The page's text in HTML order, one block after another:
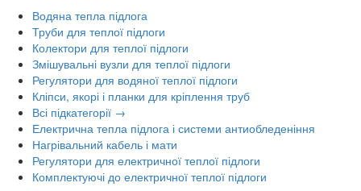
Водяна тепла підлога
Труби для теплої підлоги
Колектори для теплої підлоги
Змішувальні вузли для теплої підлоги
Регулятори для водяної теплої підлоги
Кліпси, якорі і планки для кріплення труб
Всі підкатегорії →
Електрична тепла підлога і системи антиобледеніння
Нагрівальний кабель і мати
Регулятори для електричної теплої підлоги
Комплектуючі до електричної теплої підлоги